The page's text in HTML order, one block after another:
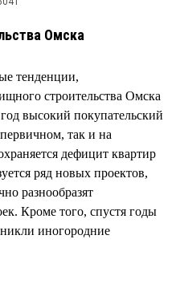
Омска
тенденции,
строительства Омска
высокий покупательский
так и на
дефицит квартир
ряд новых проектов,
разнообразят
Кроме того, спустя годы
иногородние